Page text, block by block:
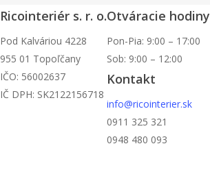
produktu.
variantov.
Možnosti
si
môžete
na
stránke
produktu.
Ricointeriér s. r. o.
Pod Kalváriou 4228
955 01 Topoľčany
IČO: 56002637
IČ DPH: SK2122156718
Otváracie hodiny
Pon-Pia: 9:00 – 17:00
Sob: 9:00 – 12:00
Kontakt
info@ricointerier.sk
0911 325 321
0948 480 093